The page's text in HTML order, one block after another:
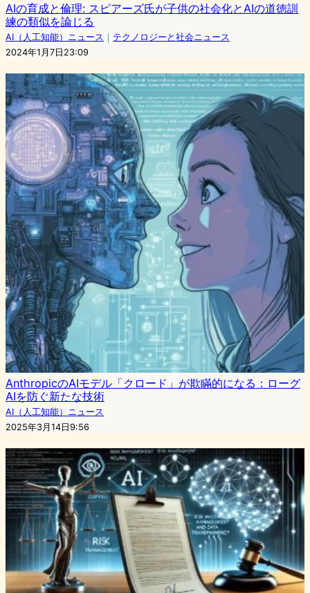
AIの育成と倫理: スピアーズ氏が子供の社会化とAIの道徳訓
練の類似を論じる
AI（人工知能）ニュース ｜ テクノロジーと社会ニュース
2024年1月7日23:09
AnthropicのAIモデル「クロード」が欺瞞的になる：ローグ
AIを防ぐ新たな技術
AI（人工知能）ニュース
2025年3月14日9:56